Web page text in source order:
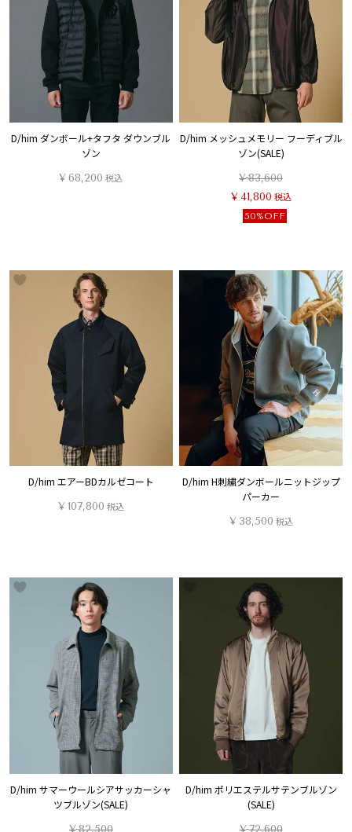
D/him ダンボール+タフタ ダウンブル
ゾン
¥ 68,200 税込
D/him メッシュメモリー フーディブル
ゾン(SALE)
¥83,600
¥ 41,800 税込
50%OFF
D/him エアーBDカルゼコート
¥107,800 税込
D/him H刺繍ダンボールニットジップ
パーカー
¥ 38,500 税込
D/him サマーウールシアサッカーシャ
ツブルゾン(SALE)
¥82,500
D/him ポリエステルサテンブルゾン
(SALE)
¥72,600